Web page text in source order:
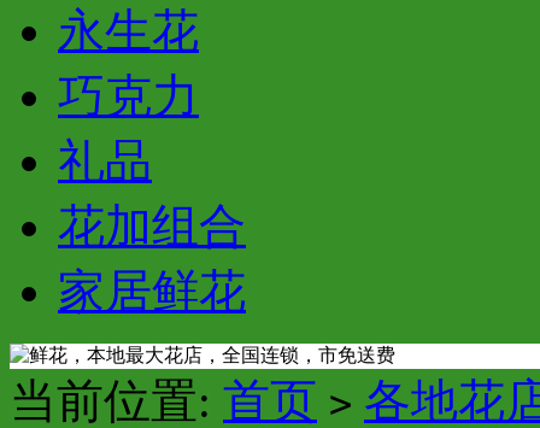
永生花
巧克力
礼品
花加组合
家居鲜花
当前位置: 首页 > 各地花